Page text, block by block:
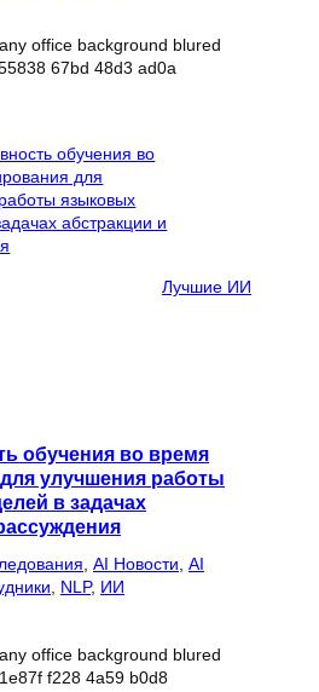
Лучшие ИИ
обучения во время
улучшения работы
в задачах
AI Новости AI
NLP, ИИ